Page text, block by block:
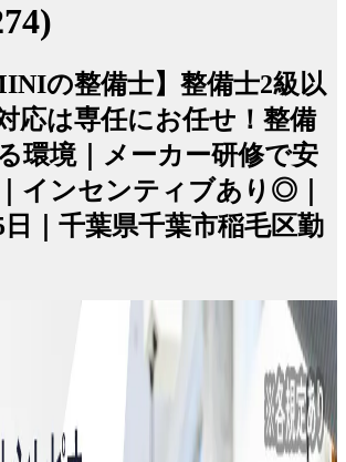
の整備士】整備士2級以
応は専任にお任せ！整備
環境｜メーカー研修で安
インセンティブあり◎｜
日｜千葉県千葉市稲毛区勤